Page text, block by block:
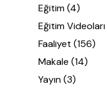
Eğitim(4)
Eğitim Videoları
Faaliyet (156)
Makale (14)
Yayın(3)